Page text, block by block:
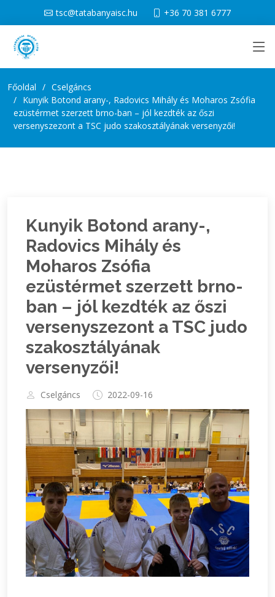
tsc@tatabanyaisc.hu +36 70 381 6777
Főoldal
Cselgáncs
Kunyik Botond arany-, Radovics Mihály és Moharos Zsófia
ezüstérmet szerzett brno-ban – jól kezdték az őszi
versenyszezont a TSC judo szakosztályának versenyzői!
Kunyik Botond arany-,
Radovics Mihály és
Moharos Zsófia
ezüstérmet szerzett brno-
ban – jól kezdték az őszi
versenyszezont a TSC judo
szakosztályának
versenyzői!
Cselgáncs 2022-09-16